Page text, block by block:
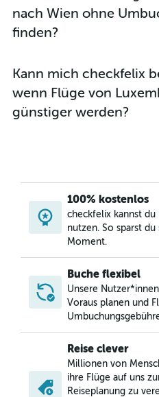
nach Wien ohne
finden?
Kann mich checkfelix
wenn Flüge von
günstiger werden?
100% kostenlos
checkfelix kannst
nutzen. So sparst
Moment.
Buche flexibel
Unsere
Voraus planen und
Reise clever
Millionen von
ihre Flüge auf uns
Reiseplanung zu